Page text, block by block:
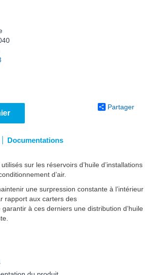
Partager
Documentations
sur les réservoirs d’huile d’installations
d’air.
une surpression constante à l’intérieur
rapport aux carters des
à ces derniers une distribution d’huile